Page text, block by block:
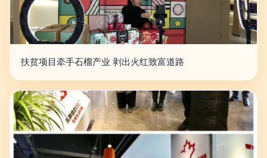
扶贫项目牵手石榴产业 剥出火红致富道路